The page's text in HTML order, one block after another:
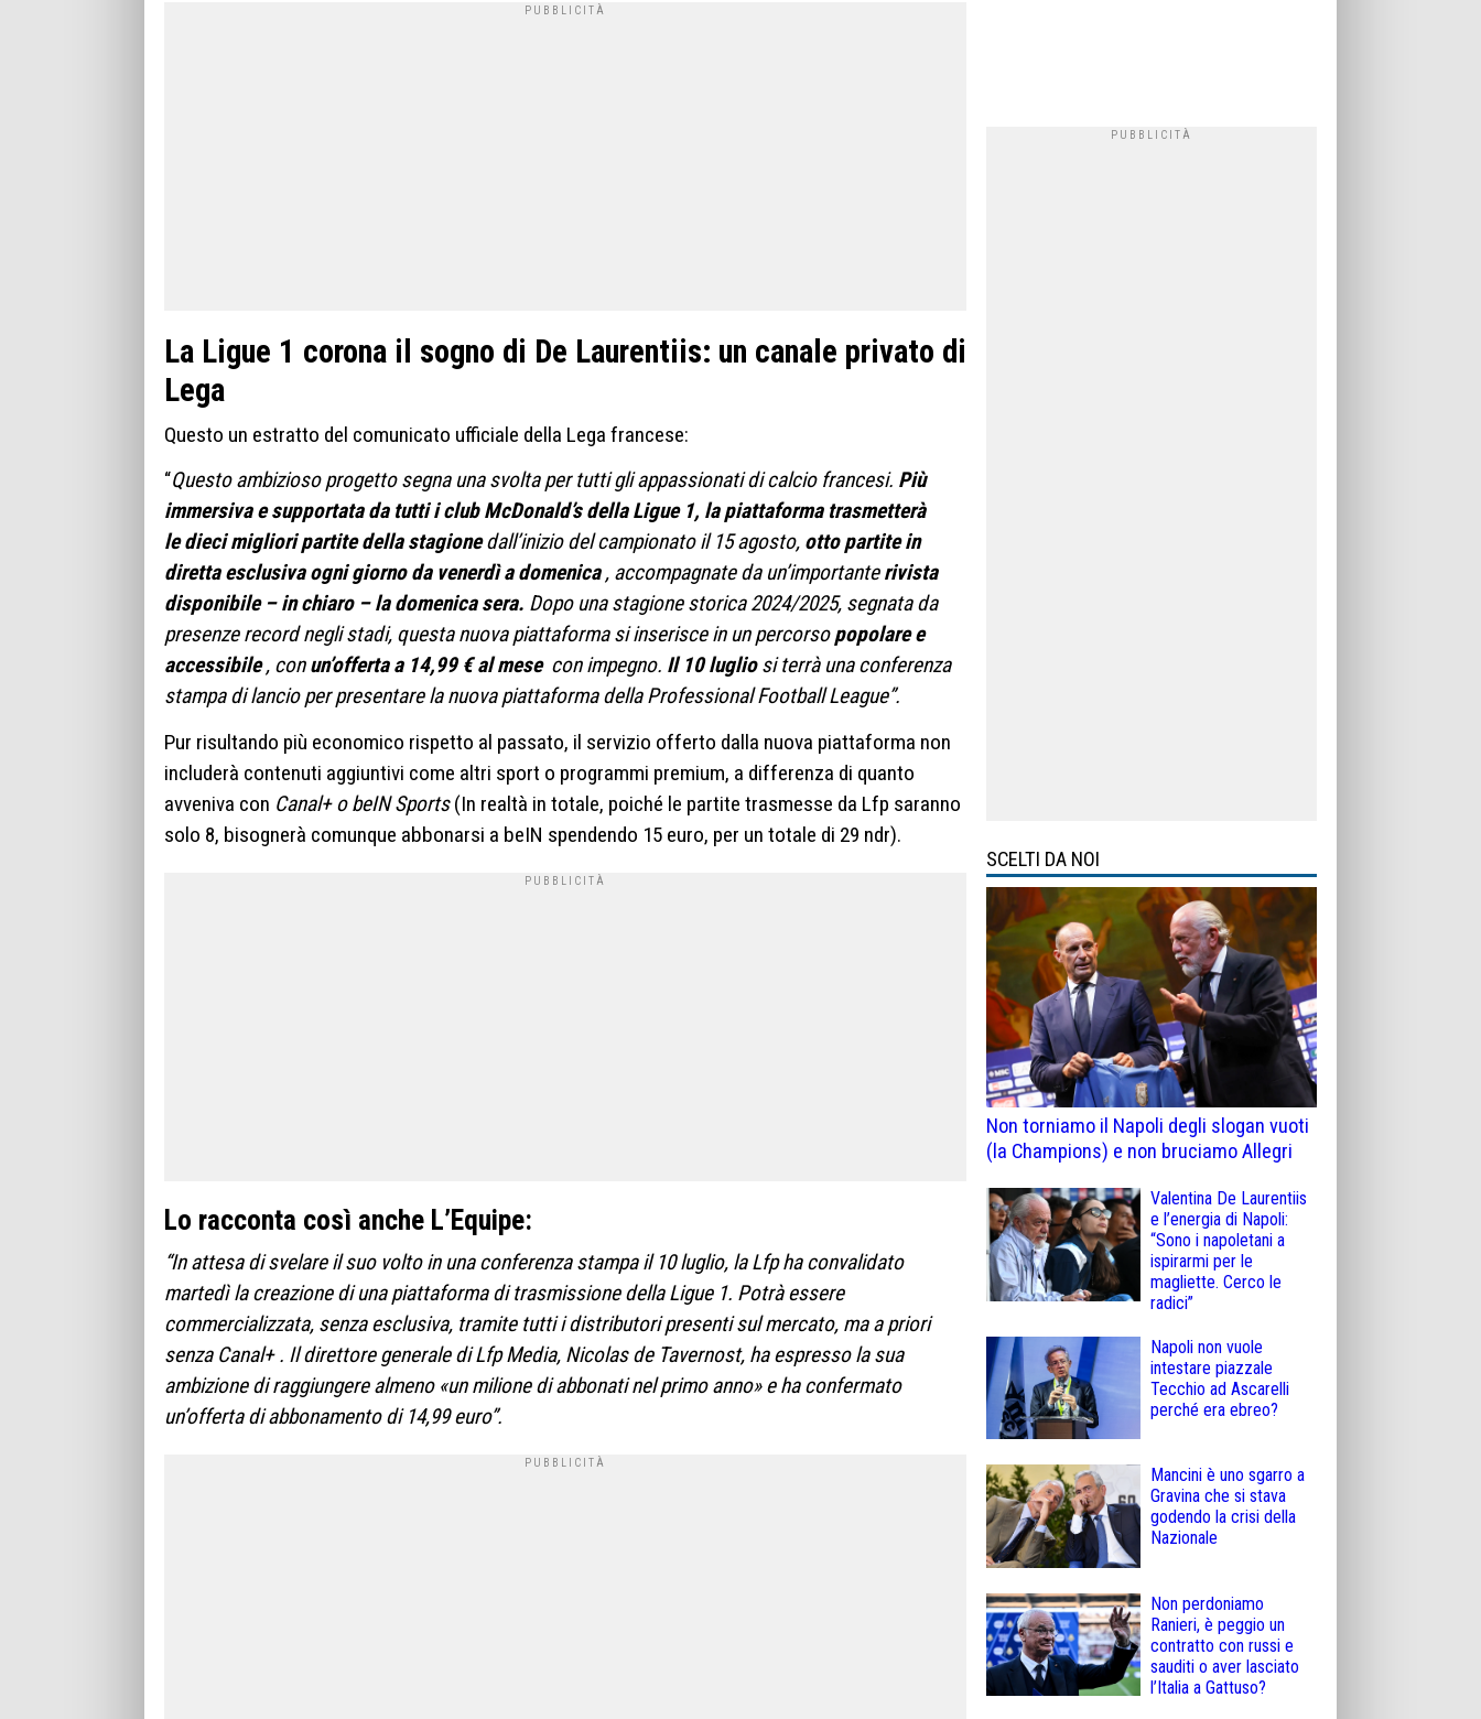
La Ligue 1 corona il sogno di De Laurentiis: un canale privato di
Lega
Questo un estratto del comunicato ufficiale della Lega francese:
“Questo ambizioso progetto segna una svolta per tutti gli appassionati di calcio francesi. Più
immersiva esupportata da tutti i club McDonald’s della Ligue 1, la piattaforma trasmetterà
lediecimigliori partite della stagionedall’inizio del campionato il 15 agosto, otto partite in
diretta esclusiva ogni giorno da venerdì a domenica, accompagnate da un’importanterivista
disponibile – in chiaro – la domenica sera. Dopo una stagione storica 2024/2025, segnata da
presenze record negli stadi, questa nuova piattaforma si inserisce in un percorsopopolare e
accessibile, conun’offerta a 14,99 € al mese con impegno. Il 10 lugliosi terrà una conferenza
stampa di lancio per presentare la nuova piattaforma della Professional Football League”.
Pur risultando più economico rispetto al passato, il servizio offerto dalla nuova piattaforma non
includerà contenuti aggiuntivi come altri sport o programmi premium, a differenza di quanto
avveniva con Canal+ o beIN Sports(In realtà in totale, poiché le partite trasmesse da Lfp saranno
solo 8, bisognerà comunque abbonarsi a beIN spendendo 15 euro, per un totale di 29 ndr).
Lo racconta così anche L’Equipe:
“In attesa di svelare il suo volto in una conferenza stampa il 10 luglio, la Lfp ha convalidato
martedì la creazione di una piattaforma di trasmissione della Ligue 1. Potrà essere
commercializzata, senza esclusiva, tramite tutti i distributori presenti sul mercato, ma a priori
senza Canal+ . Il direttore generale di Lfp Media, Nicolas de Tavernost, ha espresso la sua
ambizione di raggiungere almeno «un milione di abbonati nel primo anno» e ha confermato
un’offerta di abbonamento di 14,99 euro”.
SCELTI DA NOI
Non torniamo il Napoli degli slogan vuoti
(la Champions) e non bruciamo Allegri
Valentina De Laurentiis
e l’energia di Napoli:
“Sono i napoletani a
ispirarmi per le
magliette. Cerco le
radici”
Napoli non vuole
intestare piazzale
Tecchio ad Ascarelli
perché era ebreo?
Mancini è uno sgarro a
Gravina che si stava
godendo la crisi della
Nazionale
Non perdoniamo
Ranieri, è peggio un
contratto con russi e
sauditi o aver lasciato
l’Italia a Gattuso?